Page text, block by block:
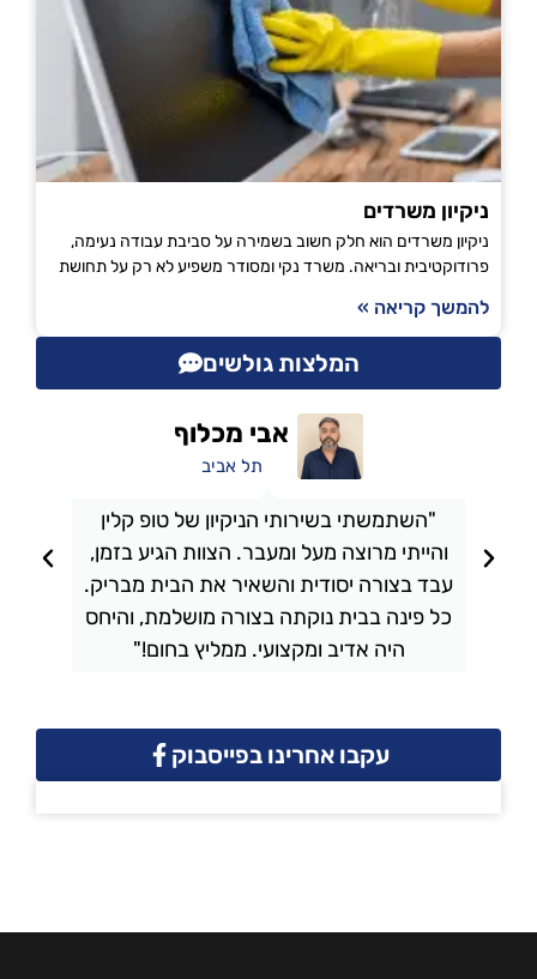
ניקיון משרדים
ניקיון משרדים הוא חלק חשוב בשמירה על סביבת עבודה נעימה,
פרודוקטיבית ובריאה. משרד נקי ומסודר משפיע לא רק על תחושת
להמשך קריאה »
המלצות גולשים
"השתמשתי בשירותי הניקיון של טופ קלין
והייתי מרוצה מעל ומעבר. הצוות הגיע בזמן,
עבד בצורה יסודית והשאיר את הבית מבריק.
כל פינה בבית נוקתה בצורה מושלמת, והיחס
היה אדיב ומקצועי. ממליץ בחום!"
אבי מכלוף
תל אביב
עקבו אחרינו בפייסבוק